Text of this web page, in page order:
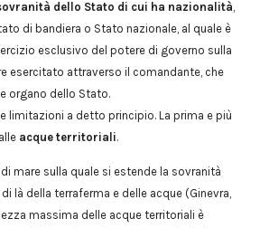
dello Stato di cui ha nazionalità
di bandiera o Stato nazionale, al quale è
esclusivo del potere di governo sulla
esercitato attraverso il comandante, che
organo dello Stato.
limitazioni a detto principio. La prima e più
acque territoriali.
mare sulla quale si estende la sovranità
là della terraferma e delle acque (Ginevra,
massima delle acque territoriali è